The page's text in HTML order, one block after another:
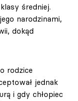
średniej.
narodzinami,
dokąd
rodzice
jednak
i gdy chłopiec